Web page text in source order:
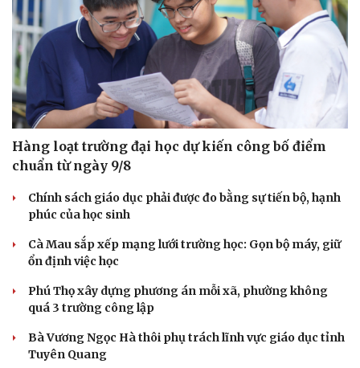
Hàng loạt trường đại học dự kiến công bố điểm
chuẩn từ ngày 9/8
Chính sách giáo dục phải được đo bằng sự tiến bộ, hạnh
phúc của học sinh
Cà Mau sắp xếp mạng lưới trường học: Gọn bộ máy, giữ
ổn định việc học
Phú Thọ xây dựng phương án mỗi xã, phường không
quá 3 trường công lập
Bà Vương Ngọc Hà thôi phụ trách lĩnh vực giáo dục tỉnh
Tuyên Quang